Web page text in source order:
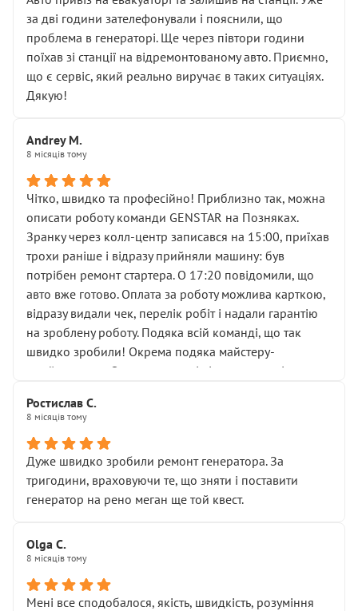
чіткого пояснення
( ну все зняли та доробили) дякую!
Окремий момент, який виглядає абсурдно:
мені заявили, що бачок гальмівної рідини потрібно
міняти разом із головним гальмівним циліндром у
Для людини, яка хоча б трохи розуміється на техніці,
це звучить як мінімум непрофесійно, а як максимум —
спроба продати дорогий вузол замість елементарних
ущільнювачів.
Що прикро — це не перший мій візит. Раніше міняв у
вас стартер, і тоді сервіс наче справив хороше
враження. Але згодом знайшов декілька гайок під
лобовим склом. Мені пояснили, що це “старі гайки, які
відкручували”, і попросили не хвилюватися. ( надіюсь
новий власник, не застяг в полі))
Але після нинішнього візиту такі дрібниці вже не
здаються дрібницями.
Я — клієнт, який працює на довірі, і саме її цей сервіс
Хотілося б більше:
• належної уваги до авто
• прозорості в роботах і рахунках
• реальної діагностики, а не формального
“подивились і поїхав”
На жаль, складається враження, що сервіс працює не
Стосовно комунікації - все добре
за дві години зателефонували і пояснили, що
проблема в генераторі. Ще через півтори години
поїхав зі станції на відремонтованому авто. Приємно,
що є сервіс, який реально виручає в таких ситуаціях.
Дякую!
Andrey M.
8 місяців тому
Чітко, швидко та професійно! Приблизно так, можна
описати роботу команди GENSTAR на Позняках.
Зранку через колл-центр записався на 15:00, приїхав
трохи раніше і відразу прийняли машину: був
потрібен ремонт стартера. О 17:20 повідомили, що
авто вже готово. Оплата за роботу можлива карткою,
відразу видали чек, перелік робіт і надали гарантію
на зроблену роботу. Подяка всій команді, що так
швидко зробили! Окрема подяка майстеру-
приймальнику Олександру: всі чітко та по суті.
звертатися до цього автосервісу.
Ростислав С.
8 місяців тому
Дуже швидко зробили ремонт генератора. За
тригодини, враховуючи те, що зняти і поставити
генератор на рено меган ще той квест.
Olga С.
8 місяців тому
Мені все сподобалося, якість, швидкість, розуміння